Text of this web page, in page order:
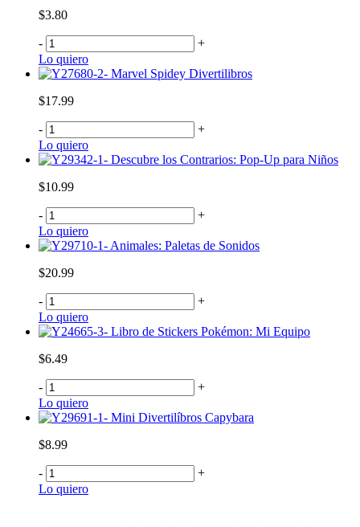
$3.80
-
+
Lo quiero
Marvel Spidey Divertilibros
$17.99
-
+
Lo quiero
Descubre los Contrarios: Pop-Up para Niños
$10.99
-
+
Lo quiero
Animales: Paletas de Sonidos
$20.99
-
+
Lo quiero
Libro de Stickers Pokémon: Mi Equipo
$6.49
-
+
Lo quiero
Mini Divertilíbros Capybara
$8.99
-
+
Lo quiero